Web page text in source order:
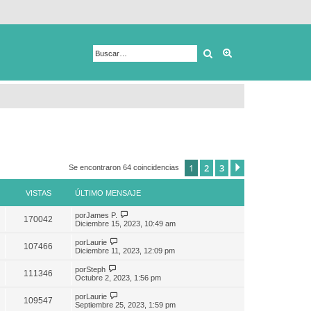
Buscar
Se encontraron 64 coincidencias 1 2 3
VISTAS ÚLTIMO MENSAJE
170042 porJames P.
Diciembre 15, 2023, 10:49 am
107466 porLaurie
Diciembre 11, 2023, 12:09 pm
111346 porSteph
Octubre 2, 2023, 1:56 pm
109547 porLaurie
Septiembre 25, 2023, 1:59 pm